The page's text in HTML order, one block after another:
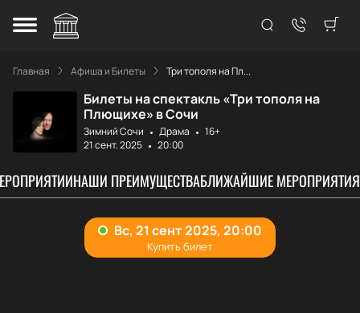
Главная Афиша и Билеты Три тополя на Пл...
Билеты на спектакль «Три тополя на
Плющихе» в Сочи
Зимний Сочи Драма
16+
21 сент. 2025
20:00
НАШИ ПРЕИМУЩЕСТВАБЛИЖАЙШИЕ МЕРОПРИЯТИЯ